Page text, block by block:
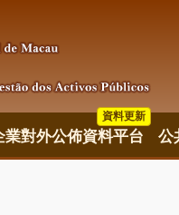
業對外公佈資料平台
資料更新
公